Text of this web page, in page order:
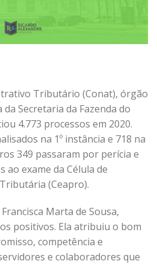
Tributário (Conat), órgão
Secretaria da Fazenda do
4.773 processos em 2020.
na 1º instância e 718 na
349 passaram por perícia e
ao exame da Célula de
(Ceapro).
Marta de Sousa,
positivos. Ela atribuiu o bom
competência e
e colaboradores que